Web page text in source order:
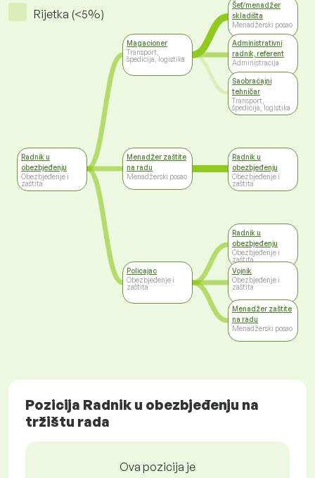
Rijetka (<5%)
Radnik u
obezbjeđenju
Obezbjeđenje i
zaštita
Magacioner
Transport,
špedicija, logistika
Menadžer zaštite
na radu
Menadžerski posao
Policajac
Obezbjeđenje i
zaštita
Šef/menadžer
skladišta
Menadžerski posao
Administrativni
radnik, referent
Administracija
Saobraćajni
tehničar
Transport,
špedicija, logistika
Radnik u
obezbjeđenju
Obezbjeđenje i
zaštita
Radnik u
obezbjeđenju
Obezbjeđenje i
zaštita
Vojnik
Obezbjeđenje i
zaštita
Menadžer zaštite
na radu
Menadžerski posao
Pozicija Radnik u obezbjeđenju na
tržištu rada
Ova pozicija je